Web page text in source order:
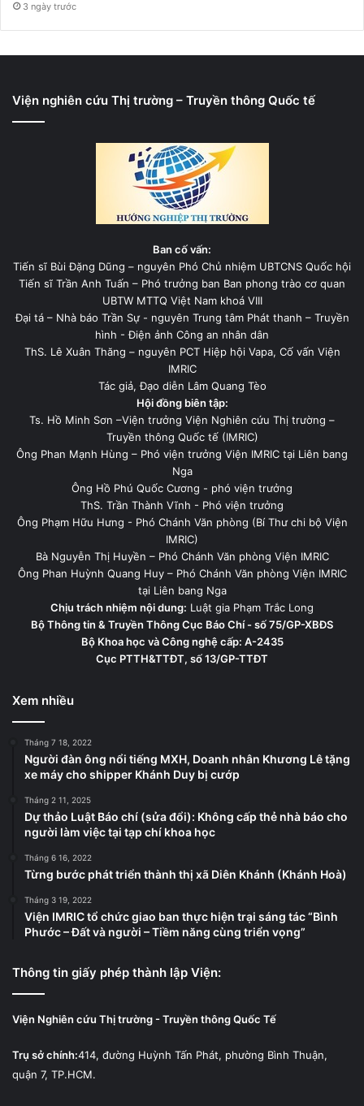
3 ngày trước
Viện nghiên cứu Thị trường – Truyền thông Quốc tế
Ban cố vấn:
Tiến sĩ Bùi Đặng Dũng – nguyên Phó Chủ nhiệm UBTCNS Quốc hội
Tiến sĩ Trần Anh Tuấn – Phó trưởng ban Ban phong trào cơ quan
UBTW MTTQ Việt Nam khoá VIII
Đại tá – Nhà báo Trần Sự - nguyên Trung tâm Phát thanh – Truyền
hình - Điện ảnh Công an nhân dân
ThS. Lê Xuân Thăng – nguyên PCT Hiệp hội Vapa, Cố vấn Viện
IMRIC
Tác giả, Đạo diễn Lâm Quang Tèo
Hội đồng biên tập:
Ts. Hồ Minh Sơn –Viện trưởng Viện Nghiên cứu Thị trường –
Truyền thông Quốc tế (IMRIC)
Ông Phan Mạnh Hùng – Phó viện trưởng Viện IMRIC tại Liên bang
Nga
Ông Hồ Phú Quốc Cương - phó viện trưởng
ThS. Trần Thành Vĩnh - Phó viện trưởng
Ông Phạm Hữu Hưng - Phó Chánh Văn phòng (Bí Thư chi bộ Viện
IMRIC)
Bà Nguyễn Thị Huyền – Phó Chánh Văn phòng Viện IMRIC
Ông Phan Huỳnh Quang Huy – Phó Chánh Văn phòng Viện IMRIC
tại Liên bang Nga
Chịu trách nhiệm nội dung: Luật gia Phạm Trắc Long
Bộ Thông tin & Truyền Thông Cục Báo Chí - số 75/GP-XBĐS
Bộ Khoa học và Công nghệ cấp: A-2435
Cục PTTH&TTĐT, số 13/GP-TTĐT
Xem nhiều
Tháng 7 18, 2022
Người đàn ông nổi tiếng MXH, Doanh nhân Khương Lê tặng
xe máy cho shipper Khánh Duy bị cướp
Tháng 2 11, 2025
Dự thảo Luật Báo chí (sửa đổi): Không cấp thẻ nhà báo cho
người làm việc tại tạp chí khoa học
Tháng 6 16, 2022
Từng bước phát triển thành thị xã Diên Khánh (Khánh Hoà)
Tháng 3 19, 2022
Viện IMRIC tổ chức giao ban thực hiện trại sáng tác “Bình
Phước – Đất và người – Tiềm năng cùng triển vọng”
Thông tin giấy phép thành lập Viện:
Viện Nghiên cứu Thị trường - Truyền thông Quốc Tế
Trụ sở chính:414, đường Huỳnh Tấn Phát, phường Bình Thuận,
quận 7, TP.HCM.